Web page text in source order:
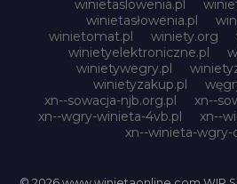
winietaslowenia.pl
winietasłowenia.pl
winietomat.pl
winiety.org
winietyelektroniczne.pl
winietywegry.pl
winietyzakup.pl
xn--sowacja-njb.org.pl
xn--
xn--wgry-winieta-4vb.pl
xn--
xn--winieta-wgry-